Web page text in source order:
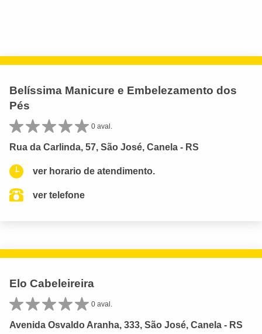
Belíssima Manicure e Embelezamento dos
Pés
0 aval.
Rua da Carlinda, 57, São José, Canela - RS
ver horario de atendimento.
ver telefone
Elo Cabeleireira
0 aval.
Avenida Osvaldo Aranha, 333, São José, Canela - RS